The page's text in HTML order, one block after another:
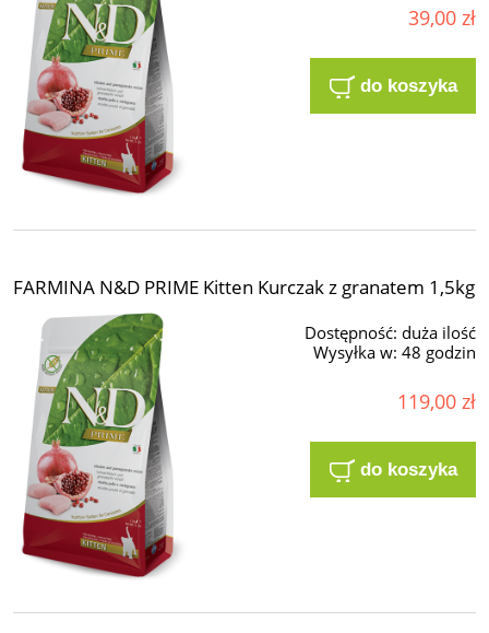
39,00 zł
do koszyka
FARMINA N&D PRIME Kitten Kurczak z granatem 1,5kg
Dostępność: duża ilość
Wysyłka w: 48 godzin
119,00 zł
do koszyka